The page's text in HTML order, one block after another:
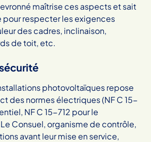
maîtrise ces aspects et sait
pour respecter les exigences
des cadres, inclinaison,
de toit, etc.
photovoltaïques repose
des normes électriques (NF C 15-
NF C 15-712 pour le
Consuel, organisme de contrôle,
avant leur mise en service,